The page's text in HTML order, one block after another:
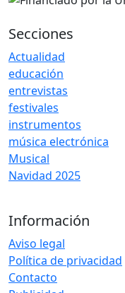
Secciones
Actualidad
educación
entrevistas
festivales
instrumentos
música electrónica
Musical
Navidad 2025
Información
Aviso legal
Política de privacidad
Contacto